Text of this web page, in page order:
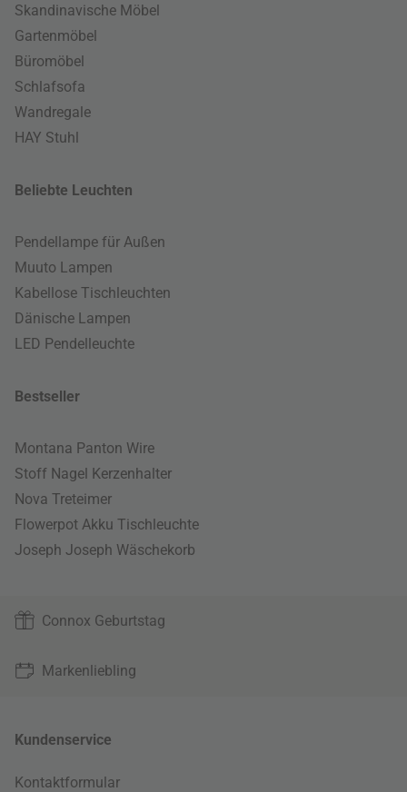
Skandinavische Möbel
Gartenmöbel
Büromöbel
Schlafsofa
Wandregale
HAY Stuhl
Beliebte Leuchten
Pendellampe für Außen
Muuto Lampen
Kabellose Tischleuchten
Dänische Lampen
LED Pendelleuchte
Bestseller
Montana Panton Wire
Stoff Nagel Kerzenhalter
Nova Treteimer
Flowerpot Akku Tischleuchte
Joseph Joseph Wäschekorb
Connox Geburtstag
Markenliebling
Kundenservice
Kontaktformular